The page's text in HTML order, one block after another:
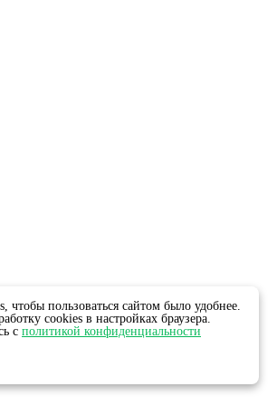
чтобы пользоваться сайтом было удобнее.
cookies в настройках браузера.
с политикой конфиденциальности